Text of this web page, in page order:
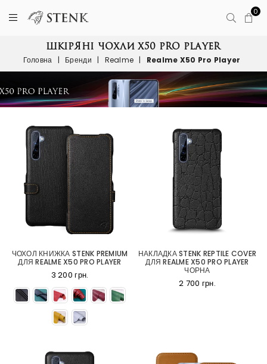
0
ШКІРЯНІ ЧОХЛИ X50 PRO PLAYER
Головна | Бренди | Realme | Realme X50 Pro Player
ЧОХОЛ КНИЖКА STENK PREMIUM
ДЛЯ REALME X50 PRO PLAYER
3 200 грн.
НАКЛАДКА STENK REPTILE COVER
ДЛЯ REALME X50 PRO PLAYER
ЧОРНА
2 700 грн.